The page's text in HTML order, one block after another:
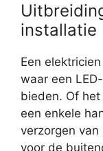
installatie
Een
waar een
bieden. Of
een enkele
verzorgen
voor de